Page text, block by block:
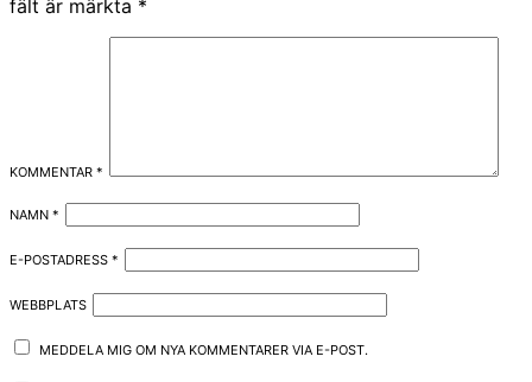
fält är märkta *
KOMMENTAR *
NAMN *
E-POSTADRESS *
WEBBPLATS
MEDDELA MIG OM NYA KOMMENTARER VIA E-POST.